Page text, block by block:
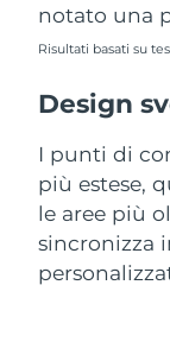
notato una
Risultati basati su
Design
I punti di
più estese,
le aree più
sincronizza